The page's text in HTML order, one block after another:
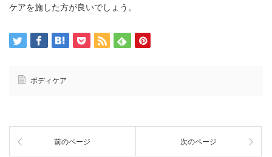
ケアを施した方が良いでしょう。
ボディケア
前のページ 次のページ